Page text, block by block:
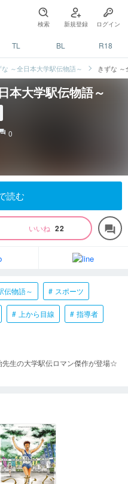
検索 新規登録 ログイン
TL BL R18
な ～全日本大学駅伝物語～ きずな
本大学駅伝物語～
question_answer 0
読む
いいね 22 forum
伝物語～ スポーツ
上から目線 指導者
生の大学駅伝ロマン傑作が登場☆